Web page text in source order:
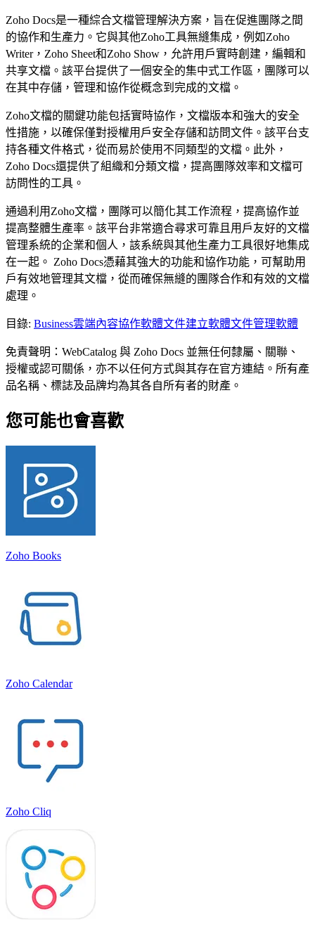
Zoho Docs是一種綜合文檔管理解決方案，旨在促進團隊之間
的協作和生產力。它與其他Zoho工具無縫集成，例如Zoho
Writer，Zoho Sheet和Zoho Show，允許用戶實時創建，編輯和
共享文檔。該平台提供了一個安全的集中式工作區，團隊可以
在其中存儲，管理和協作從概念到完成的文檔。
Zoho文檔的關鍵功能包括實時協作，文檔版本和強大的安全
性措施，以確保僅對授權用戶安全存儲和訪問文件。該平台支
持各種文件格式，從而易於使用不同類型的文檔。此外，
Zoho Docs還提供了組織和分類文檔，提高團隊效率和文檔可
訪問性的工具。
通過利用Zoho文檔，團隊可以簡化其工作流程，提高協作並
提高整體生產率。該平台非常適合尋求可靠且用戶友好的文檔
管理系統的企業和個人，該系統與其他生產力工具很好地集成
在一起。 Zoho Docs憑藉其強大的功能和協作功能，可幫助用
戶有效地管理其文檔，從而確保無縫的團隊合作和有效的文檔
處理。
目錄: Business雲端內容協作軟體文件建立軟體文件管理軟體
免責聲明：WebCatalog 與 Zoho Docs 並無任何隸屬、關聯、
授權或認可關係，亦不以任何方式與其存在官方連結。所有產
品名稱、標誌及品牌均為其各自所有者的財產。
您可能也會喜歡
Zoho Books
Zoho Calendar
Zoho Cliq